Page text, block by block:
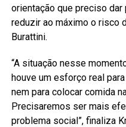
orientação que preciso
reduzir ao máximo o risco
Burattini.
“A situação nesse
houve um esforço real
nem para colocar comida
Precisaremos ser mais
problema social”, finaliza